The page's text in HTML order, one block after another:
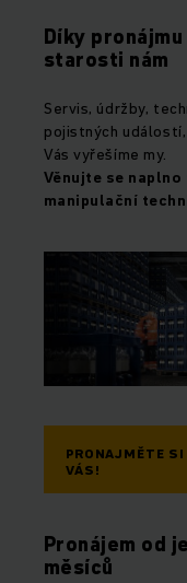
Díky
starosti nám
Servis, údržby,
pojistných
Vás vyřešíme my.
Věnujte se naplno
manipulační
PRONAJMĚTE
VÁS!
Pronájem od
měsíců